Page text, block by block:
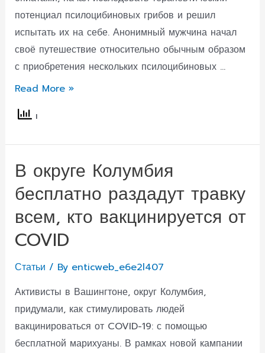
потенциал псилоцибиновых грибов и решил
испытать их на себе. Анонимный мужчина начал
своё путешествие относительно обычным образом
с приобретения нескольких псилоцибиновых …
Мужчина
ввёл
псилоцибин
чуть
не
когда
грибы
начали
внутри
него
Read More »
В округе Колумбия
бесплатно раздадут травку
всем, кто вакцинируется от
COVID
Статьи / By enticweb_e6e2l407
Активисты в Вашингтоне, округ Колумбия,
придумали, как стимулировать людей
вакцинироваться от COVID-19: с помощью
бесплатной марихуаны. В рамках новой кампании